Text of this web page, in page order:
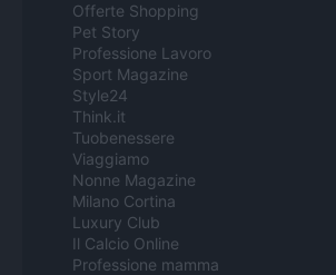
Offerte Shopping
Pet Story
Professione Lavoro
Sport Magazine
Style24
Think.it
Tuobenessere
Viaggiamo
Nonne Magazine
Milano Cortina
Luxury Club
Il Calcio Online
Professione mamma